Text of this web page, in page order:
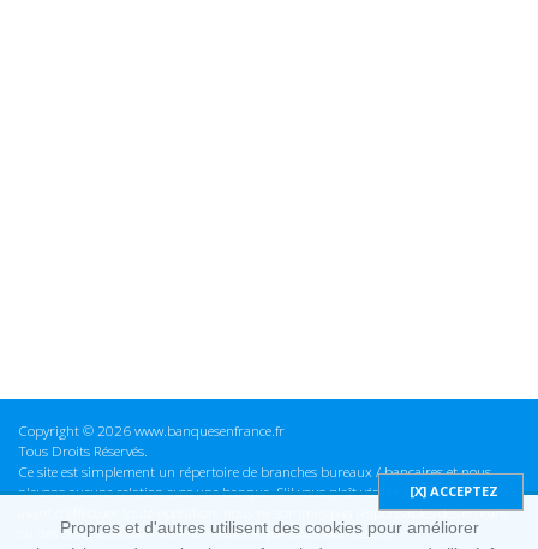
Copyright © 2026 www.banquesenfrance.fr
Tous Droits Réservés.
Ce site est simplement un répertoire de branches bureaux / bancaires et nous
n'avons aucune relation avec une banque. S'il vous plaît vérifier ces informations
avant d'effectuer toute opération, nous ne sommes pas responsables des erreurs
ou des omissions dans les informations que nous fournissons.
Propres et d'autres utilisent des cookies pour améliorer